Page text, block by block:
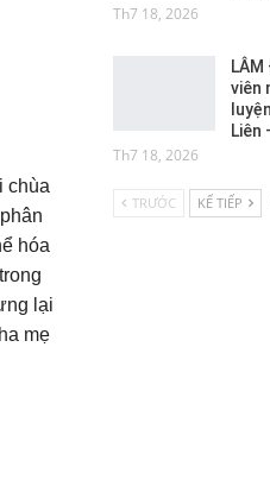
chùa
hóa
lại
mẹ
Th7 18, 2026
viên
Liên
Th7 18, 2026
TRƯỚC KẾ TIẾP